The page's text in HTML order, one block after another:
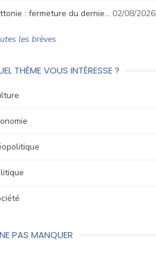
: fermeture du dernie… 02/08/2026
les brèves
THÈME VOUS INTÉRESSE ?
PAS MANQUER